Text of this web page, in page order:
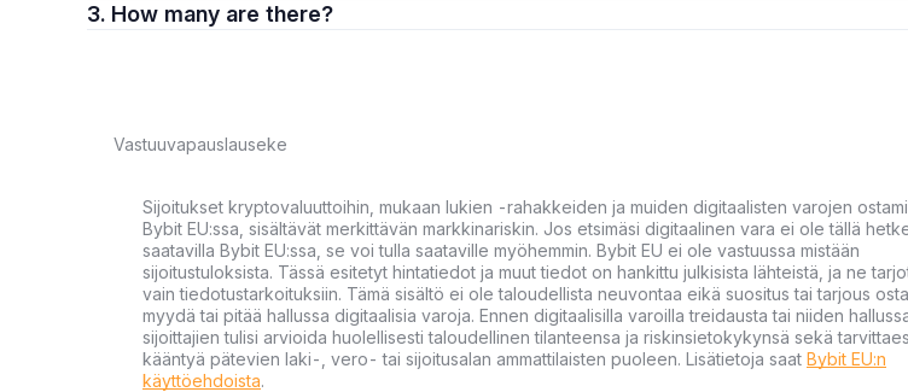
3. How many are there?
Vastuuvapauslauseke
Sijoitukset kryptovaluuttoihin, mukaan lukien -rahakkeiden ja muiden digitaalisten varojen
Bybit EU:ssa, sisältävät merkittävän markkinariskin. Jos etsimäsi digitaalinen vara ei ole tällä
saatavilla Bybit EU:ssa, se voi tulla saataville myöhemmin. Bybit EU ei ole vastuussa mistään
sijoitustuloksista. Tässä esitetyt hintatiedot ja muut tiedot on hankittu julkisista lähteistä, ja ne
vain tiedotustarkoituksiin. Tämä sisältö ei ole taloudellista neuvontaa eikä suositus tai tarjous
myydä tai pitää hallussa digitaalisia varoja. Ennen digitaalisilla varoilla treidausta tai niiden
sijoittajien tulisi arvioida huolellisesti taloudellinen tilanteensa ja riskinsietokykynsä sekä
kääntyä pätevien laki-, vero- tai sijoitusalan ammattilaisten puoleen. Lisätietoja saat Bybit EU:n
käyttöehdoista.